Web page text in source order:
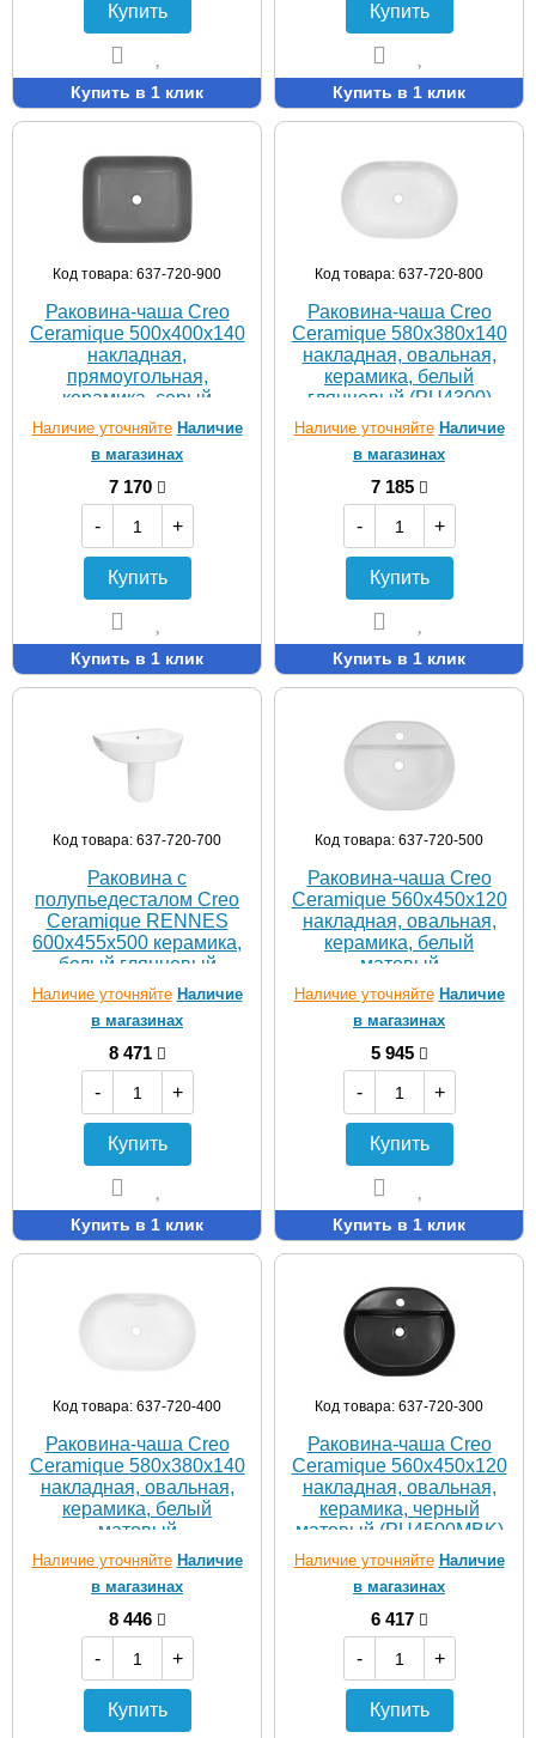
Купить
Купить в 1 клик
Купить
Купить в 1 клик
Код товара: 637-720-900
Раковина-чаша Creo
Ceramique 500х400х140
накладная,
прямоугольная,
керамика, серый
матовый (PU4200SG)
Наличие уточняйте Наличие
в магазинах
7 170
-
+
Купить
Купить в 1 клик
Код товара: 637-720-800
Раковина-чаша Creo
Ceramique 580х380х140
накладная, овальная,
керамика, белый
глянцевый (PU4300)
Наличие уточняйте Наличие
в магазинах
7 185
-
+
Купить
Купить в 1 клик
Код товара: 637-720-700
Раковина с
полупьедесталом Creo
Ceramique RENNES
600х455х500 керамика,
белый глянцевый
(RE3000+RE3050)
Наличие уточняйте Наличие
в магазинах
8 471
-
+
Купить
Купить в 1 клик
Код товара: 637-720-500
Раковина-чаша Creo
Ceramique 560х450х120
накладная, овальная,
керамика, белый
матовый
(PU4500MRMWH)
Наличие уточняйте Наличие
в магазинах
5 945
-
+
Купить
Купить в 1 клик
Код товара: 637-720-400
Раковина-чаша Creo
Ceramique 580х380х140
накладная, овальная,
керамика, белый
матовый
(PU4300MRMWH)
Наличие уточняйте Наличие
в магазинах
8 446
-
+
Купить
Код товара: 637-720-300
Раковина-чаша Creo
Ceramique 560х450х120
накладная, овальная,
керамика, черный
матовый (PU4500MBK)
Наличие уточняйте Наличие
в магазинах
6 417
-
+
Купить